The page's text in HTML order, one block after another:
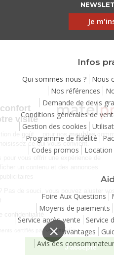
Je
Infos
Qui sommes-nous ? Nous
Nos références
Demande de devis
Conditions générales de
Gestion des cookies
Programme de fidélité
Codes promos
Foire Aux Questions
Moyens de paiements
Service après-vente
Service
Vos avantages
Avis des
Continuer sans accepter
Chez Matelpro, le
commence dès votre
confort , c'est une question de
pour nos cookies ! Vous choisissez
personnalisées à des fins
Besoin de changer d’avis ? Pas
préférences à tout moment
Consulter notre politique de
Consentements
Je choisis